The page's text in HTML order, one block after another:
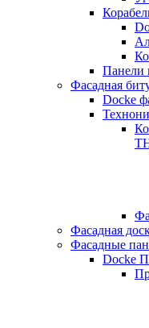
Панели
Фасадная
Docke
Фасадная
Фасадные
Docke